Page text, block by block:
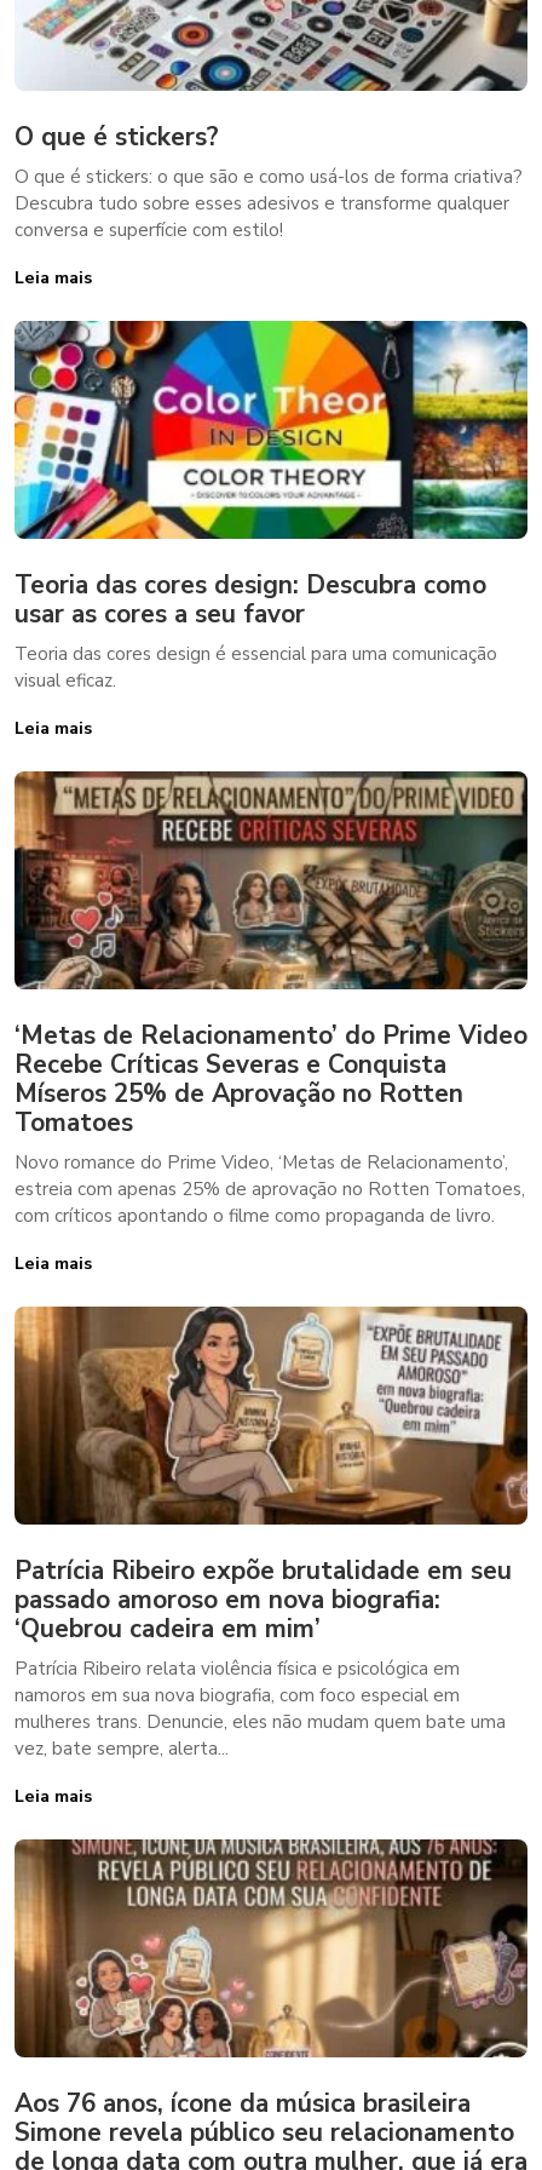
O que é stickers?
O que é stickers: o que são e como usá-los de forma criativa?
Descubra tudo sobre esses adesivos e transforme qualquer
conversa e superfície com estilo!
Leia mais
Teoria das cores design: Descubra como
usar as cores a seu favor
Teoria das cores design é essencial para uma comunicação
visual eficaz.
Leia mais
‘Metas de Relacionamento’ do Prime Video
Recebe Críticas Severas e Conquista
Míseros 25% de Aprovação no Rotten
Tomatoes
Novo romance do Prime Video, ‘Metas de Relacionamento’,
estreia com apenas 25% de aprovação no Rotten Tomatoes,
com críticos apontando o filme como propaganda de livro.
Leia mais
Patrícia Ribeiro expõe brutalidade em seu
passado amoroso em nova biografia:
‘Quebrou cadeira em mim’
Patrícia Ribeiro relata violência física e psicológica em
namoros em sua nova biografia, com foco especial em
mulheres trans. Denuncie, eles não mudam quem bate uma
vez, bate sempre, alerta...
Leia mais
Aos 76 anos, ícone da música brasileira
Simone revela público seu relacionamento
de longa data com outra mulher, que já era